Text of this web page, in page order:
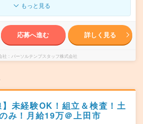
もっと見る
応募へ進む 詳しく見る
社 パーソルテンプスタッフ株式会社
】未経験OK！組立＆検査！土
み！月給19万＠上田市